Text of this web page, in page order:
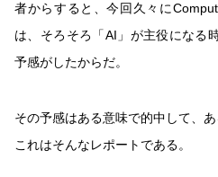
者からすると、今回久々に
は、そろそろ「AI」が主役になる
予感がしたからだ。
その予感はある意味で的中して、あ
これはそんなレポートである。